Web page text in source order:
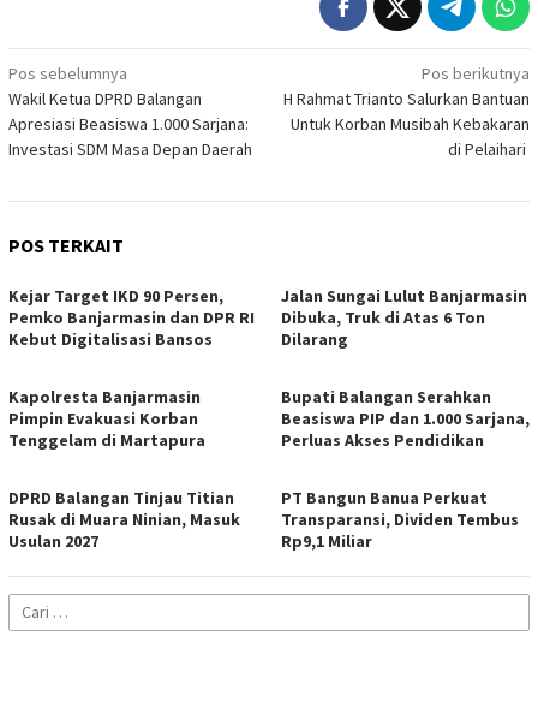
Navigasi
pos
Pos sebelumnya
Wakil Ketua DPRD Balangan
Apresiasi Beasiswa 1.000 Sarjana:
Investasi SDM Masa Depan Daerah
Pos berikutnya
H Rahmat Trianto Salurkan Bantuan
Untuk Korban Musibah Kebakaran
di Pelaihari
POS TERKAIT
Kejar Target IKD 90 Persen,
Pemko Banjarmasin dan DPR RI
Kebut Digitalisasi Bansos
Jalan Sungai Lulut Banjarmasin
Dibuka, Truk di Atas 6 Ton
Dilarang
Kapolresta Banjarmasin
Pimpin Evakuasi Korban
Tenggelam di Martapura
Bupati Balangan Serahkan
Beasiswa PIP dan 1.000 Sarjana,
Perluas Akses Pendidikan
DPRD Balangan Tinjau Titian
Rusak di Muara Ninian, Masuk
Usulan 2027
PT Bangun Banua Perkuat
Transparansi, Dividen Tembus
Rp9,1 Miliar
Cari
untuk: